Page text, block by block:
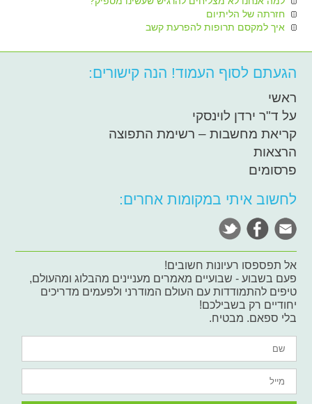
חזרתה של הליתיום
איך למקסם תרופות להפרעת קשב
הגעתם לסוף העמוד! הנה קישורים:
ראשי
על ד"ר ירדן לוינסקי
קריאת מחשבות – רשימת התפוצה
הרצאות
פרסומים
לחשוב איתי במקומות אחרים:
אל תפספסו רעיונות חשובים!
פעם בשבוע - שבועיים מאמרים מעניינים מהבלוג ומהעולם,
טיפים להתמודדות עם העולם המודרני ולפעמים מדריכים
יחודיים רק בשבילכם!
בלי ספאם. מבטיח.